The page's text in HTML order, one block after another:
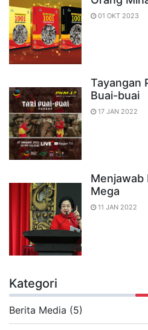
01 OKT 2023
Tayangan
Buai-buai
17 JAN 2022
Menjawab
Mega
11 JAN 2022
Kategori
Berita Media (5)